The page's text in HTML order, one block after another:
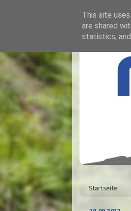
Startseite
This site
are shared
statistics,